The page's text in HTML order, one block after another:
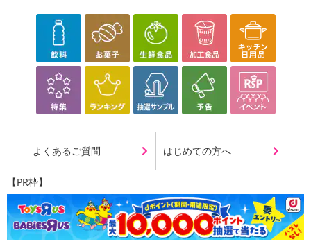
発送日カレンダー
休業日
よくあるご質問 はじめての方へ
【PR枠】